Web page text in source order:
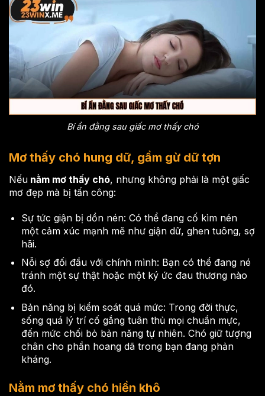
Bí ẩn đằng sau giấc mơ thấy chó
Mơ thấy chó hung dữ, gầm gừ dữ tợn
Nếu nằm mơ thấy chó, nhưng không phải là một giấc
mơ đẹp mà bị tấn công:
Sự tức giận bị dồn nén: Có thể đang cố kìm nén
một cảm xúc mạnh mẽ như giận dữ, ghen tuông, sợ
hãi.
Nỗi sợ đối đầu với chính mình: Bạn có thể đang né
tránh một sự thật hoặc một ký ức đau thương nào
đó.
Bản năng bị kiểm soát quá mức: Trong đời thực,
sống quá lý trí cố gắng tuân thủ mọi chuẩn mực,
đến mức chối bỏ bản năng tự nhiên. Chó giữ tượng
chân cho phần hoang dã trong bạn đang phản
kháng.
Nằm mơ thấy chó hiền khô